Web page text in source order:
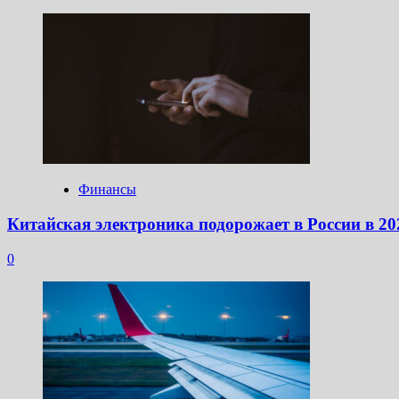
Финансы
Китайская электроника подорожает в России в
0